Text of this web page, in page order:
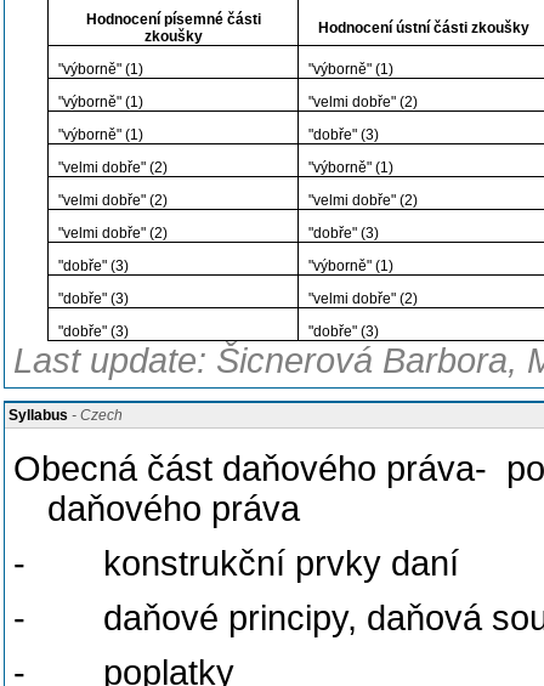
Hodnocení písemné části
zkoušky
Hodnocení ústní části zkoušky
"výborně" (1)
"výborně" (1)
"výborně" (1)
"velmi dobře" (2)
"výborně" (1)
"dobře" (3)
"velmi dobře" (2)
"výborně" (1)
"velmi dobře" (2)
"velmi dobře" (2)
"velmi dobře" (2)
"dobře" (3)
"dobře" (3)
"výborně" (1)
"dobře" (3)
"velmi dobře" (2)
"dobře" (3)
"dobře" (3)
Last update: Šicnerová Barbora,
Syllabus - Czech
Obecná část daňového práva-
daňového práva
-
konstrukční prvky daní
-
daňové principy, daňová
-
poplatky